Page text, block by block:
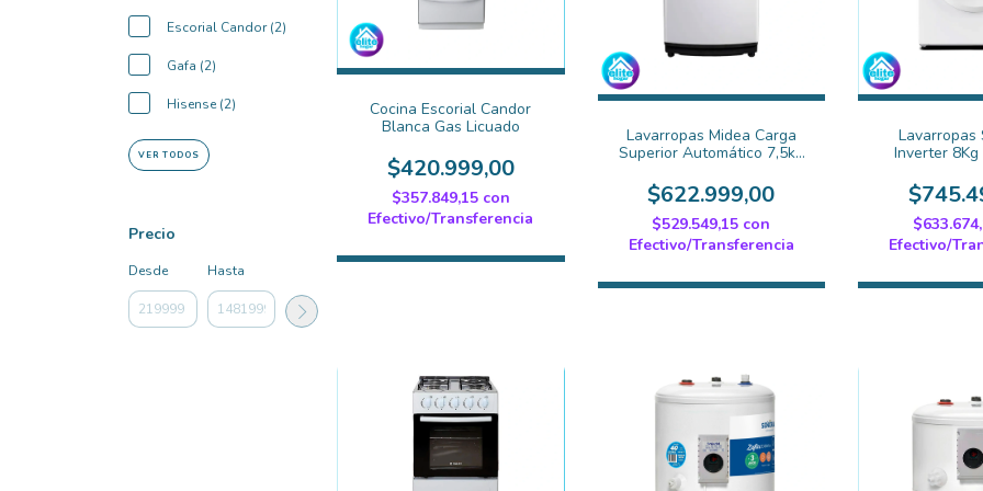
Escorial Candor (2)
Gafa (2)
Hisense (2)
VER TODOS
Precio
Desde Hasta
Cocina Escorial Candor
Blanca Gas Licuado
$420.999,00
$357.849,15 con
Efectivo/Transferencia
Lavarropas Midea Carga
Superior Automático 7,5kg
$622.999,00
$529.549,15 con
Efectivo/Transferencia
Lavarropas
Inverter
Efectivo/